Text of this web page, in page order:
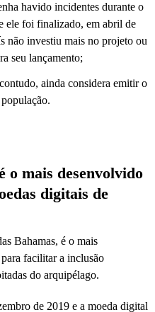
havido incidentes durante o
ele foi finalizado, em abril de
não investiu mais no projeto ou
seu lançamento;
ainda considera emitir o
o mais desenvolvido
digitais de
Bahamas, é o mais
facilitar a inclusão
do arquipélago.
de 2019 e a moeda digital